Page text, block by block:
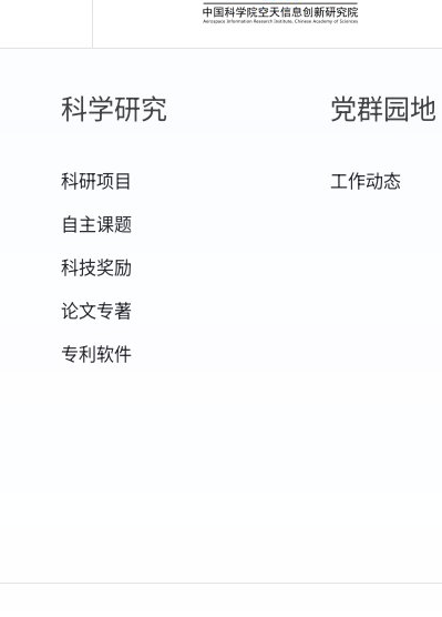
科学研究
科研项目
自主课题
科技奖励
论文专著
专利软件
党群园地
工作动态